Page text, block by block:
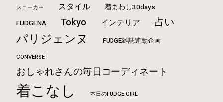
スニーカー スタイル
着まわし30days
FUDGENA
Tokyo インテリア 占い
パリジェンヌ FUDGE雑誌連動企画
CONVERSE
おしゃれさんの毎日コーディネート
着こなし 本日のFUDGE GIRL